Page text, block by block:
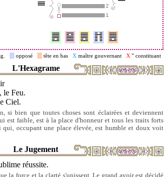
2
1
opposé tête en bas Xmaître gouvernant X'' constituant
L'Hexagrame
le Feu.
Ciel.
bien que toutes choses sont éclairées et deviennent
est faible, est à la place d'honneur et tous les traits forts
occupant une place élevée, est humble et doux voit
Le Jugement
réussite.
la force et la clarté s'unissent. Le grand avoir est décidé